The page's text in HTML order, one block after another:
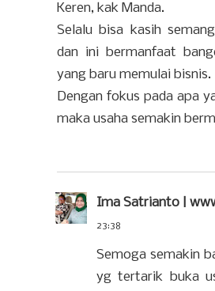
Keren, kak Manda.
Selalu bisa kasih
dan ini bermanfaat
yang baru memulai bisnis.
Dengan fokus pada apa
maka usaha semakin
Ima Satrianto |
23:38
Semoga semakin
yg tertarik buka